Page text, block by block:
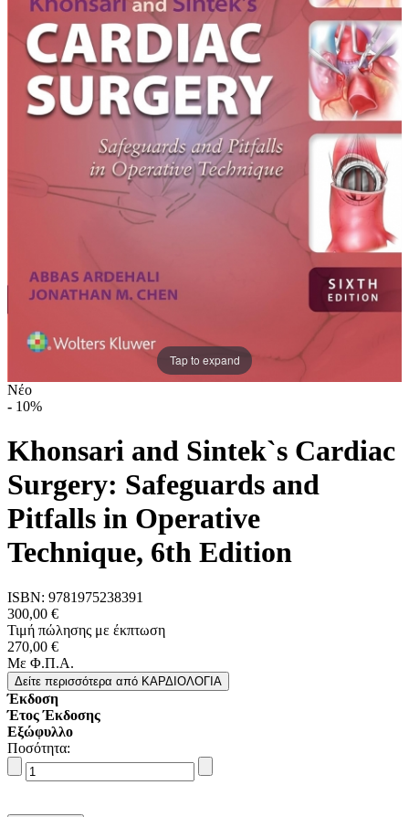
Tap to expand
Νέο
- 10%
Khonsari and Sintek`s Cardiac
Surgery: Safeguards and
Pitfalls in Operative
Technique, 6th Edition
ISBN: 9781975238391
300,00 €
Τιμή πώλησης με έκπτωση
270,00 €
Με Φ.Π.Α.
Δείτε περισσότερα από ΚΑΡΔΙΟΛΟΓΙΑ
Έκδοση
Έτος Έκδοσης
Εξώφυλλο
Ποσότητα: